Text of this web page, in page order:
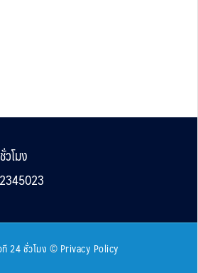
โมง
24 ชั่วโมง © Privacy Policy